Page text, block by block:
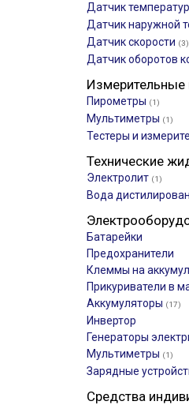
Датчик
Датчик наружной
Датчик скорости (3)
Датчик оборотов
Измерительные
Пирометры (1)
Мультиметры (1)
Тестеры и
Технические
Электролит (1)
Вода
Батарейки
Предохранители
Клеммы на
Прикуриватели в
Аккумуляторы (17)
Инвертор
Генераторы
Мультиметры (1)
Зарядные
Средства